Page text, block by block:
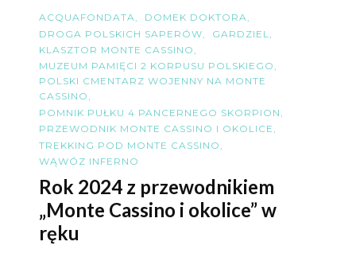
ACQUAFONDATA
DOMEK DOKTORA
DROGA POLSKICH SAPERÓW
GARDZIEL
KLASZTOR MONTE CASSINO
MUZEUM PAMIĘCI 2 KORPUSU POLSKIEGO
POLSKI CMENTARZ WOJENNY NA MONTE
CASSINO
POMNIK PUŁKU 4 PANCERNEGO SKORPION
PRZEWODNIK MONTE CASSINO I OKOLICE
TREKKING POD MONTE CASSINO
WĄWÓZ INFERNO
Rok 2024 z przewodnikiem
„Monte Cassino i okolice” w
ręku